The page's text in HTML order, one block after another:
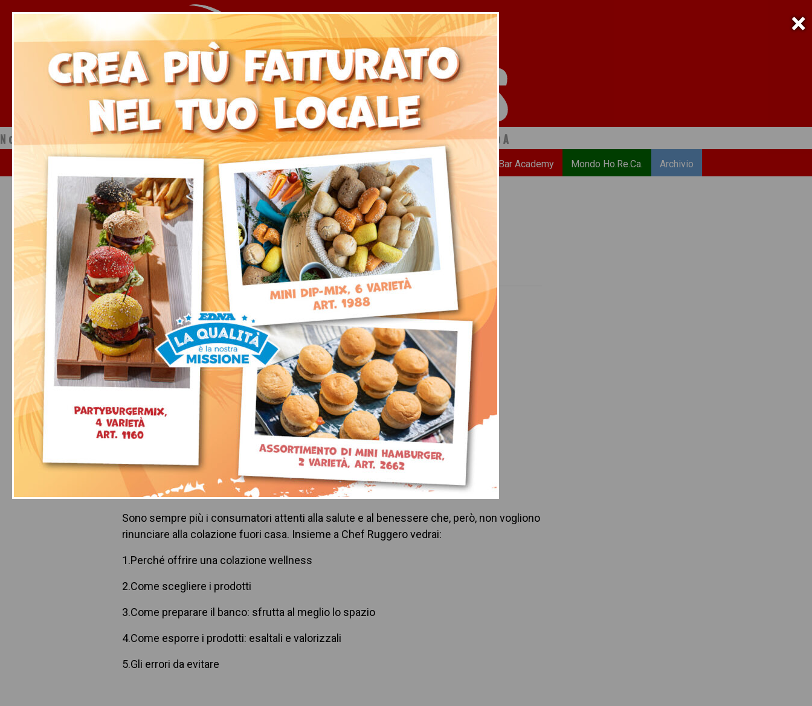
×
Notizie dal mondo della ristorazione a cura di Ristopiù Lombardia SpA
Chi Siamo News Ricette Bar Academy Mondo Ho.Re.Ca. Archivio
« Tutti gli Eventi
Questo evento è passato.
Edna ristopiunews 04 2026
8 Agosto / 17:36
LACOLAZIONE PERFETTA
Colazione Wellness
FORMATORE:Chef Ruggero Academy Ristopiù
BONUS RISTO QUALITY CARD: corso GRATUITO
Sono sempre più i consumatori attenti alla salute e al benessere che, però, non vogliono
rinunciare alla colazione fuori casa. Insieme a Chef Ruggero vedrai:
1.Perché offrire una colazione wellness
2.Come scegliere i prodotti
3.Come preparare il banco: sfrutta al meglio lo spazio
4.Come esporre i prodotti: esaltali e valorizzali
5.Gli errori da evitare